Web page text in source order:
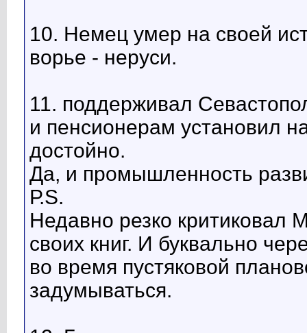
10. Немец умер на своей
ворье - неруси.
11. поддерживал
и пенсионерам установил
достойно.
Да, и промышленность
Р.S.
Недавно резко критиковал
своих книг. И буквально
во время пустяковой
задумываться.